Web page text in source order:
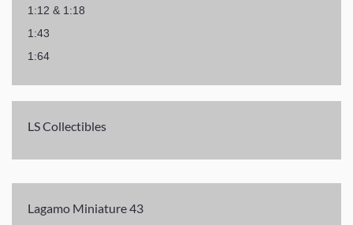
1:12 & 1:18
1:43
1:64
LS Collectibles
Lagamo Miniature 43